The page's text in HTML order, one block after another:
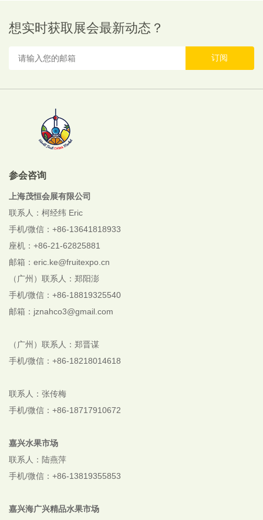
想实时获取展会最新动态？
订阅
参会咨询
上海茂恒会展有限公司
联系人：柯经纬 Eric
手机/微信：+86-13641818933
座机：+86-21-62825881
邮箱：eric.ke@fruitexpo.cn
（广州）联系人：郑阳澎
手机/微信：+86-18819325540
邮箱：jznahco3@gmail.com
（广州）联系人：郑晋谋
手机/微信：+86-18218014618
联系人：张传梅
手机/微信：+86-18717910672
嘉兴水果市场
联系人：陆燕萍
手机/微信：+86-13819355853
嘉兴海广兴精品水果市场